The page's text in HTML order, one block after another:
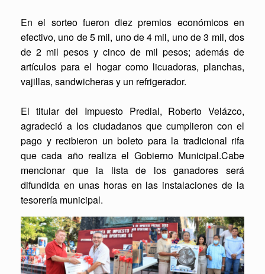
En el sorteo fueron diez premios económicos en
efectivo, uno de 5 mil, uno de 4 mil, uno de 3 mil, dos
de 2 mil pesos y cinco de mil pesos; además de
artículos para el hogar como licuadoras, planchas,
vajillas, sandwicheras y un refrigerador.
El titular del Impuesto Predial, Roberto Velázco,
agradeció a los ciudadanos que cumplieron con el
pago y recibieron un boleto para la tradicional rifa
que cada año realiza el Gobierno Municipal.Cabe
mencionar que la lista de los ganadores será
difundida en unas horas en las instalaciones de la
tesorería municipal.